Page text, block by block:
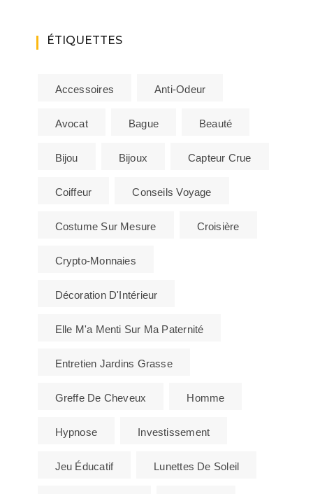
ÉTIQUETTES
Accessoires Anti-Odeur
Avocat Bague Beauté
Bijou Bijoux Capteur Crue
Coiffeur Conseils Voyage
Costume Sur Mesure Croisière
Crypto-Monnaies
Décoration D'Intérieur
Elle M'a Menti Sur Ma Paternité
Entretien Jardins Grasse
Greffe De Cheveux Homme
Hypnose Investissement
Jeu Éducatif Lunettes De Soleil